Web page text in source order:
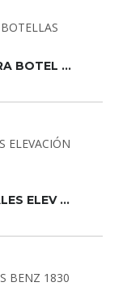
BOTEL ...
ELEV ...